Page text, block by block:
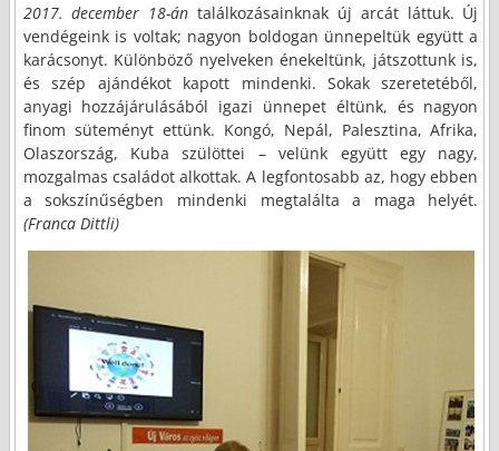
2017. december 18-ántalálkozásainknak új arcát láttuk. Új
vendégeink is voltak; nagyon boldogan ünnepeltük együtt a
karácsonyt. Különböző nyelveken énekeltünk, játszottunk is,
és szép ajándékot kapott mindenki. Sokak szeretetéből,
anyagi hozzájárulásából igazi ünnepet éltünk, és nagyon
finom süteményt ettünk. Kongó, Nepál, Palesztina, Afrika,
Olaszország, Kuba szülöttei – velünk együtt egy nagy,
mozgalmas családot alkottak. A legfontosabb az, hogy ebben
a sokszínűségben mindenki megtalálta a maga helyét.
(Franca Dittli)